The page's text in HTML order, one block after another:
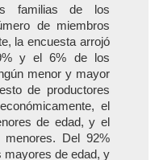
familias de los
de miembros
la encuesta arrojó
y el 6% de los
menor y mayor
de productores
el
de edad, y el
Del 92%
mayores de edad, y